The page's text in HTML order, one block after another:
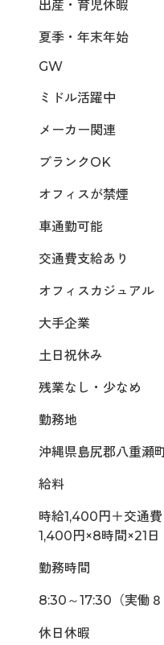
出産・育児休暇
夏季・年末年始
GW
ミドル活躍中
メーカー関連
ブランクOK
オフィスが禁煙
車通勤可能
交通費支給あり
オフィスカジュアル
大手企業
土日祝休み
残業なし・少なめ
勤務地
沖縄県島尻郡八重瀬
給料
時給1,400円＋交通
1,400円×8時間×21日
勤務時間
8:30～17:30（実働
休日休暇